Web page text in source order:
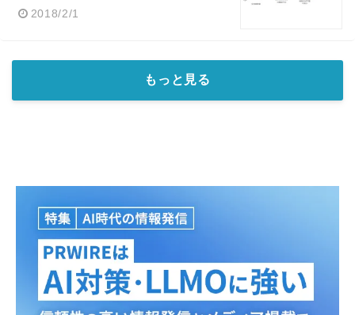
2018/2/1
もっと見る